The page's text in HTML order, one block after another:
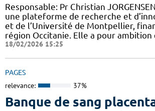
Responsable: Pr Christian
une plateforme de recherche et
et de l’Université de Montpellier,
région Occitanie. Elle a pour ambition
18/02/2026 15:25
PAGES
relevance: 37%
Banque de sang